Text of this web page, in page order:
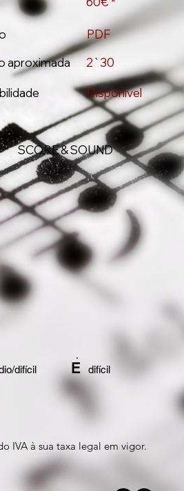
aproximada
PDF
2`30
Disponível
SCORE & SOUND
difícil Edifícil
IVA à sua taxa legal em vigor.